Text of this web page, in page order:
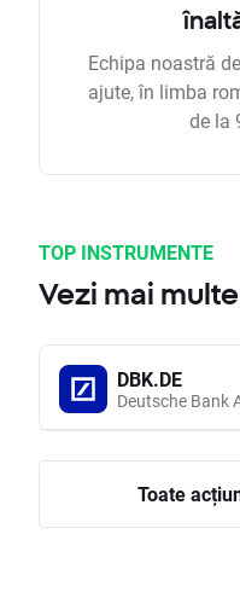
Echipa noastră
ajute, în limba
de la
TOP INSTRUMENTE
Vezi mai
DBK.DE
Deutsche Bank
Toate